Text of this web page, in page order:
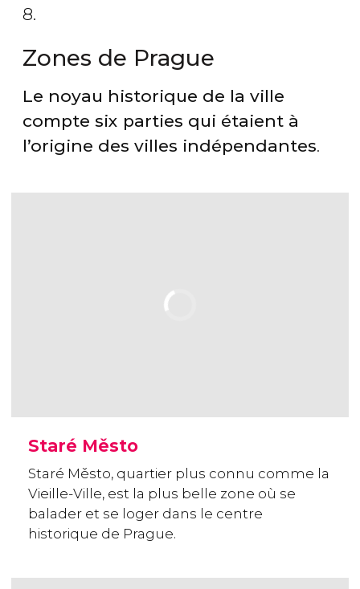
8.
Zones de Prague
Le noyau historique de la ville
compte six parties qui étaient à
l’origine des villes indépendantes.
Staré Město
Staré Město, quartier plus connu comme la
Vieille-Ville, est la plus belle zone où se
balader et se loger dans le centre
historique de Prague.